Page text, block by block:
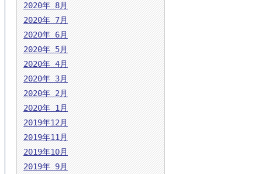
2020年 8月
2020年 7月
2020年 6月
2020年 5月
2020年 4月
2020年 3月
2020年 2月
2020年 1月
2019年12月
2019年11月
2019年10月
2019年 9月